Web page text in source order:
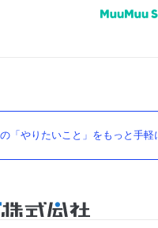
「やりたいこと」をもっと手